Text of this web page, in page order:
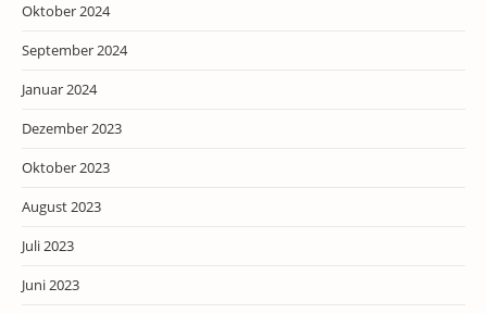
Oktober 2024
September 2024
Januar 2024
Dezember 2023
Oktober 2023
August 2023
Juli 2023
Juni 2023